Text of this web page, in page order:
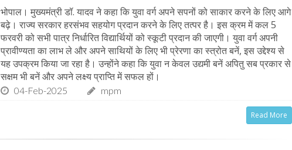
भोपाल। मुख्यमंत्री डॉ. यादव ने कहा कि युवा वर्ग अपने सपनों को साकार करने के लिए आगे
बढ़े। राज्य सरकार हरसंभव सहयोग प्रदान करने के लिए तत्पर है। इस क्रम में कल 5
फरवरी को सभी पात्र निर्धारित विद्यार्थियों को स्कूटी प्रदान की जाएगी। युवा वर्ग अपनी
प्रावीण्यता का लाभ ले और अपने साथियों के लिए भी प्रेरणा का स्त्रोत बनें, इस उद्देश्य से
यह उपक्रम किया जा रहा है। उन्होंने कहा कि युवा न केवल उद्यमी बनें अपितु सब प्रकार से
सक्षम भी बनें और अपने लक्ष्य प्राप्ति में सफल हों।
04-Feb-2025 mpm
Read More